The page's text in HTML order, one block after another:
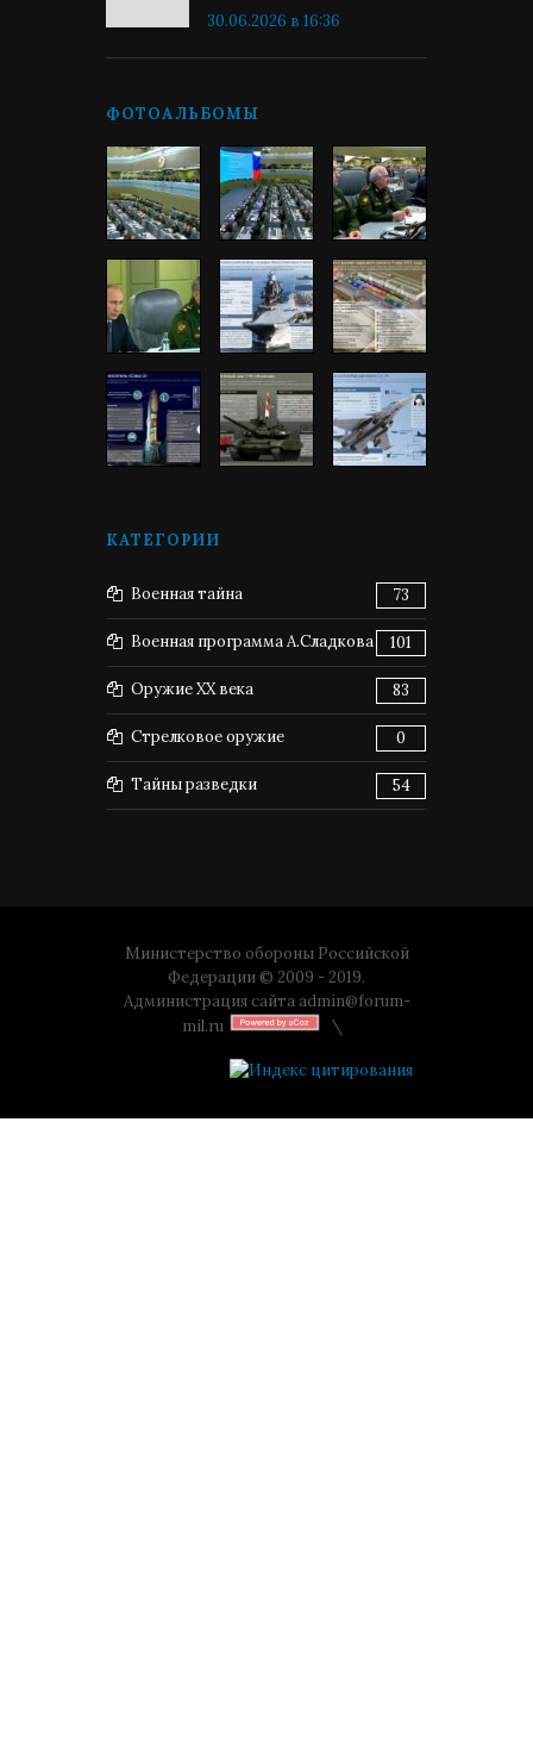
30.06.2026 в 16:36
ФОТОАЛЬБОМЫ
КАТЕГОРИИ
Военная тайна 73
Военная программа А.Сладкова 101
Оружие XX века 83
Стрелковое оружие 0
Тайны разведки 54
Министерство обороны Российской
Федерации © 2009 - 2019.
Администрация сайта admin@forum-
mil.ru